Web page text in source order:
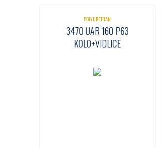
POLYURETHAN
3470 UAR 160 P63
KOLO+VIDLICE